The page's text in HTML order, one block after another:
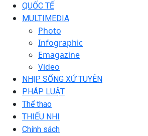
QUỐC TẾ
MULTIMEDIA
Photo
Infographic
Emagazine
Video
NHỊP SỐNG XỨ TUYÊN
PHÁP LUẬT
Thể thao
THIẾU NHI
Chính sách